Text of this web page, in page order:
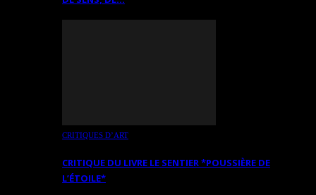
CRITIQUES D’ART
CRITIQUE DU LIVRE LE SENTIER *POUSSIÈRE DE
L’ÉTOILE*